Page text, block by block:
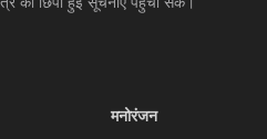
मनोरंजन